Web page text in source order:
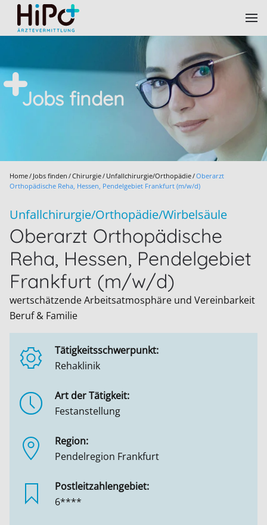
Skip to main content
Jobs finden
Home Jobs finden Chirurgie Unfallchirurgie/Orthopädie Oberarzt
Orthopädische Reha, Hessen, Pendelgebiet Frankfurt (m/w/d)
Unfallchirurgie/Orthopädie/Wirbelsäule
Oberarzt Orthopädische
Reha, Hessen, Pendelgebiet
Frankfurt (m/w/d)
wertschätzende Arbeitsatmosphäre und Vereinbarkeit
Beruf & Familie
Tätigkeitsschwerpunkt:
Rehaklinik
Art der Tätigkeit:
Festanstellung
Region:
Pendelregion Frankfurt
Postleitzahlengebiet:
6****